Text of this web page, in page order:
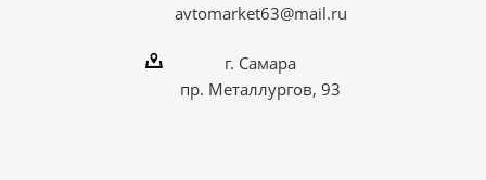
avtomarket63@mail.ru
г. Самара
пр. Металлургов, 93